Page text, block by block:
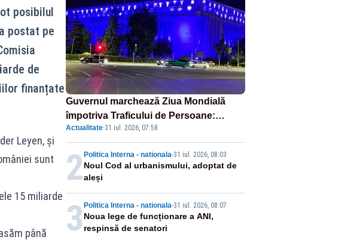
posibilul
postat pe
de
finanțate
Leyen, și
sunt
15 miliarde
până
Guvernul marchează Ziua Mondială
împotriva Traficului de Persoane:
Palatul Victoria, iluminat în albastru
Actualitate·31 iul. 2026, 07:58
2Politica Interna - nationala-31 iul. 2026, 08:03
Noul Cod al urbanismului, adoptat de
aleși
3 Politica Interna - nationala-31 iul. 2026, 08:07
Noua lege de funcționare a ANI,
respinsă de senatori